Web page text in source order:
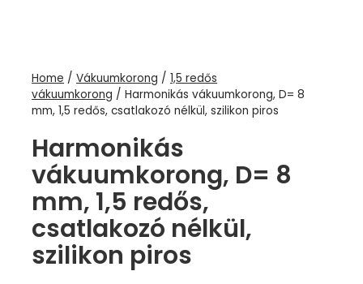
Home /Vákuumkorong /1,5 redős
vákuumkorong / Harmonikás vákuumkorong, D= 8
mm, 1,5 redős, csatlakozó nélkül, szilikon piros
Harmonikás
vákuumkorong, D= 8
mm, 1,5 redős,
csatlakozó nélkül,
szilikon piros